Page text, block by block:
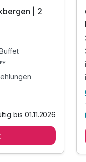
| 2
bis 01.11.2026